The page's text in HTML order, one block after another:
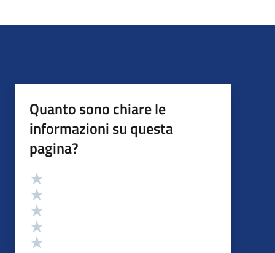
Quanto sono chiare le
informazioni su questa
pagina?
Valutazione